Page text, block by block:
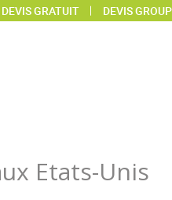
DEVIS GRATUIT DEVIS
Etats-Unis